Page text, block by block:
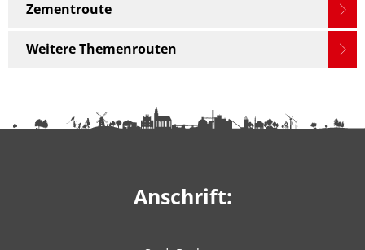
Zementroute
Weitere Themenrouten
Anschrift: